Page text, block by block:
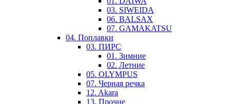
03. SIWEIDA
06. BALSAX
07. GAMAKATSU
04. Поплавки
03. ПИРС
01. Зимние
02. Летние
05. OLYMPUS
07. Черная речка
12. Akara
13. Прочие